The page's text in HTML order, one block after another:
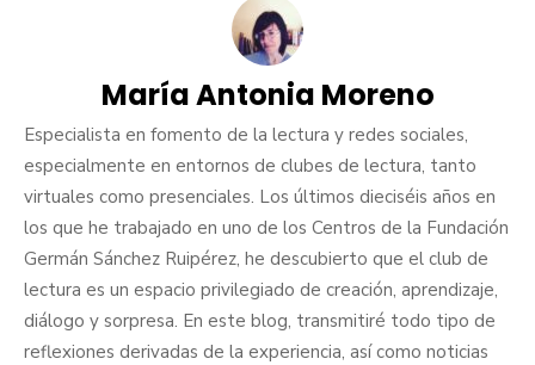
María Antonia Moreno
Especialista en fomento de la lectura y redes sociales,
especialmente en entornos de clubes de lectura, tanto
virtuales como presenciales. Los últimos dieciséis años en
los que he trabajado en uno de los Centros de la Fundación
Germán Sánchez Ruipérez, he descubierto que el club de
lectura es un espacio privilegiado de creación, aprendizaje,
diálogo y sorpresa. En este blog, transmitiré todo tipo de
reflexiones derivadas de la experiencia, así como noticias